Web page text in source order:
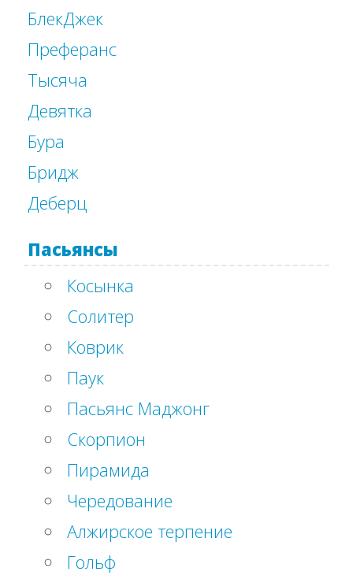
БлекДжек
Преферанс
Тысяча
Девятка
Бура
Бридж
Деберц
Пасьянсы
Косынка
Солитер
Коврик
Паук
Пасьянс Маджонг
Скорпион
Пирамида
Чередование
Алжирское терпение
Гольф